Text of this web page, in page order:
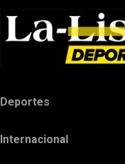
Deportes
Internacional